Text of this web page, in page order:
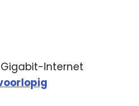
Internet